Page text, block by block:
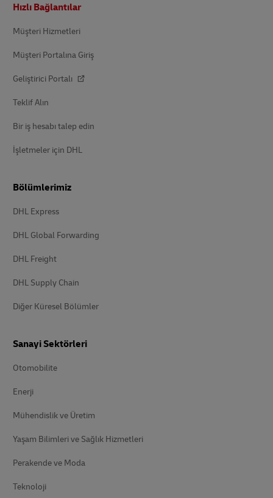
Hızlı Bağlantılar
Müşteri Hizmetleri
Müşteri Portalına Giriş
Geliştirici Portalı
Teklif Alın
Bir iş hesabı talep edin
İşletmeler için DHL
Bölümlerimiz
DHL Express
DHL Global Forwarding
DHL Freight
DHL Supply Chain
Diğer Küresel Bölümler
Sanayi Sektörleri
Otomobilite
Enerji
Mühendislik ve Üretim
Yaşam Bilimleri ve Sağlık Hizmetleri
Perakende ve Moda
Teknoloji